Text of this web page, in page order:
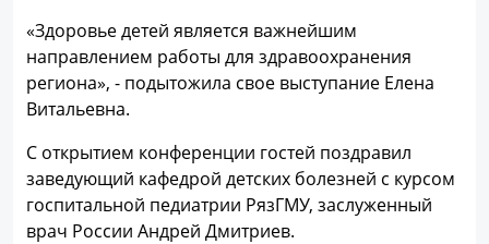
«Здоровье детей является важнейшим
направлением работы для здравоохранения
региона», - подытожила свое выступание Елена
Витальевна.
С открытием конференции гостей поздравил
заведующий кафедрой детских болезней с курсом
госпитальной педиатрии РязГМУ, заслуженный
врач России Андрей Дмитриев.